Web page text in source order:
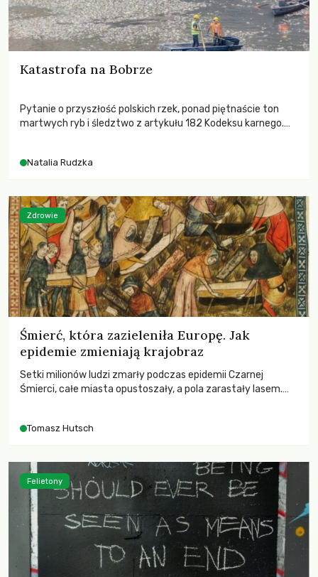
Katastrofa na Bobrze
Pytanie o przyszłość polskich rzek, ponad piętnaście ton
martwych ryb i śledztwo z artykułu 182 Kodeksu karnego.
zdarzeń prowadzących do biologicznej śmierci rzeki.
Natalia Rudzka
Śmierć, która zazieleniła Europę. Jak
epidemie zmieniają krajobraz
Setki milionów ludzi zmarły podczas epidemii Czarnej
Śmierci, całe miasta opustoszały, a pola zarastały lasem.
największych katastrof w swoich dziejach.
Tomasz Hutsch
Zdrowie
Felietony